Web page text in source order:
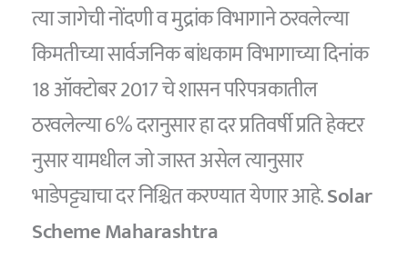
त्या जागेची नोंदणी व मुद्रांक विभागाने ठरवलेल्या
किमतीच्या सार्वजनिक बांधकाम विभागाच्या दिनांक
18 ऑक्टोबर 2017 चे शासन परिपत्रकातील
ठरवलेल्या 6% दरानुसार हा दर प्रतिवर्षी प्रति हेक्टर
नुसार यामधील जो जास्त असेल त्यानुसार
भाडेपट्ट्याचा दर निश्चित करण्यात येणार आहे.Solar
Scheme Maharashtra